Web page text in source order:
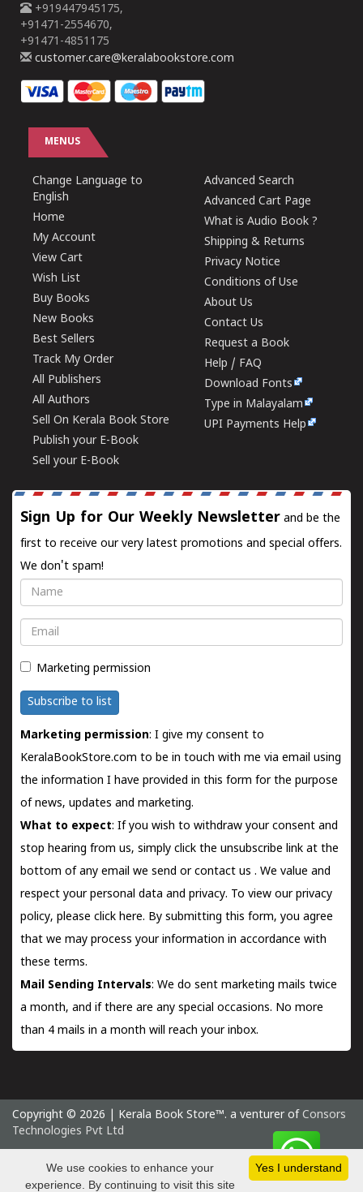
+919447945175,
+91471-2554670,
+91471-4851175
customer.care@keralabookstore.com
MENUS
Change Language to
English
Home
My Account
View Cart
Wish List
Buy Books
New Books
Best Sellers
Track My Order
All Publishers
All Authors
Sell On Kerala Book Store
Publish your E-Book
Sell your E-Book
Advanced Search
Advanced Cart Page
What is Audio Book ?
Shipping & Returns
Privacy Notice
Conditions of Use
About Us
Contact Us
Request a Book
Help / FAQ
Download Fonts
Type in Malayalam
UPI Payments Help
Sign Up for Our Weekly Newsletter and be the
first to receive our very latest promotions and special offers.
We don't spam!
Name
Email
Marketing permission
Subscribe to list
Marketing permission: I give my consent to
KeralaBookStore.com to be in touch with me via email using
the information I have provided in this form for the purpose
of news, updates and marketing.
What to expect: If you wish to withdraw your consent and
stop hearing from us, simply click the unsubscribe link at the
bottom of any email we send orcontact us . We value and
respect your personal data and privacy. To view our privacy
policy, please click here. By submitting this form, you agree
that we may process your information in accordance with
these terms.
Mail Sending Intervals: We do sent marketing mails twice
a month, and if there are any special occasions. No more
than 4 mails in a month will reach your inbox.
Copyright © 2026 | Kerala Book Store™. a venturer of Consors
Technologies Pvt Ltd
Sunday 9 August, 2026 IST
Yes I understand
We use cookies to enhance your
experience. By continuing to visit this site